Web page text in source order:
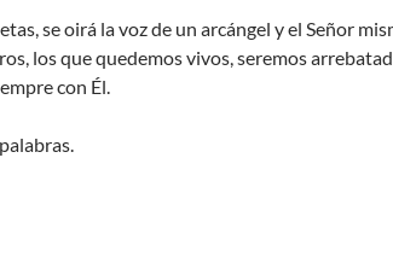
se oirá la voz de un arcángel y el Señor
los que quedemos vivos, seremos
con Él.